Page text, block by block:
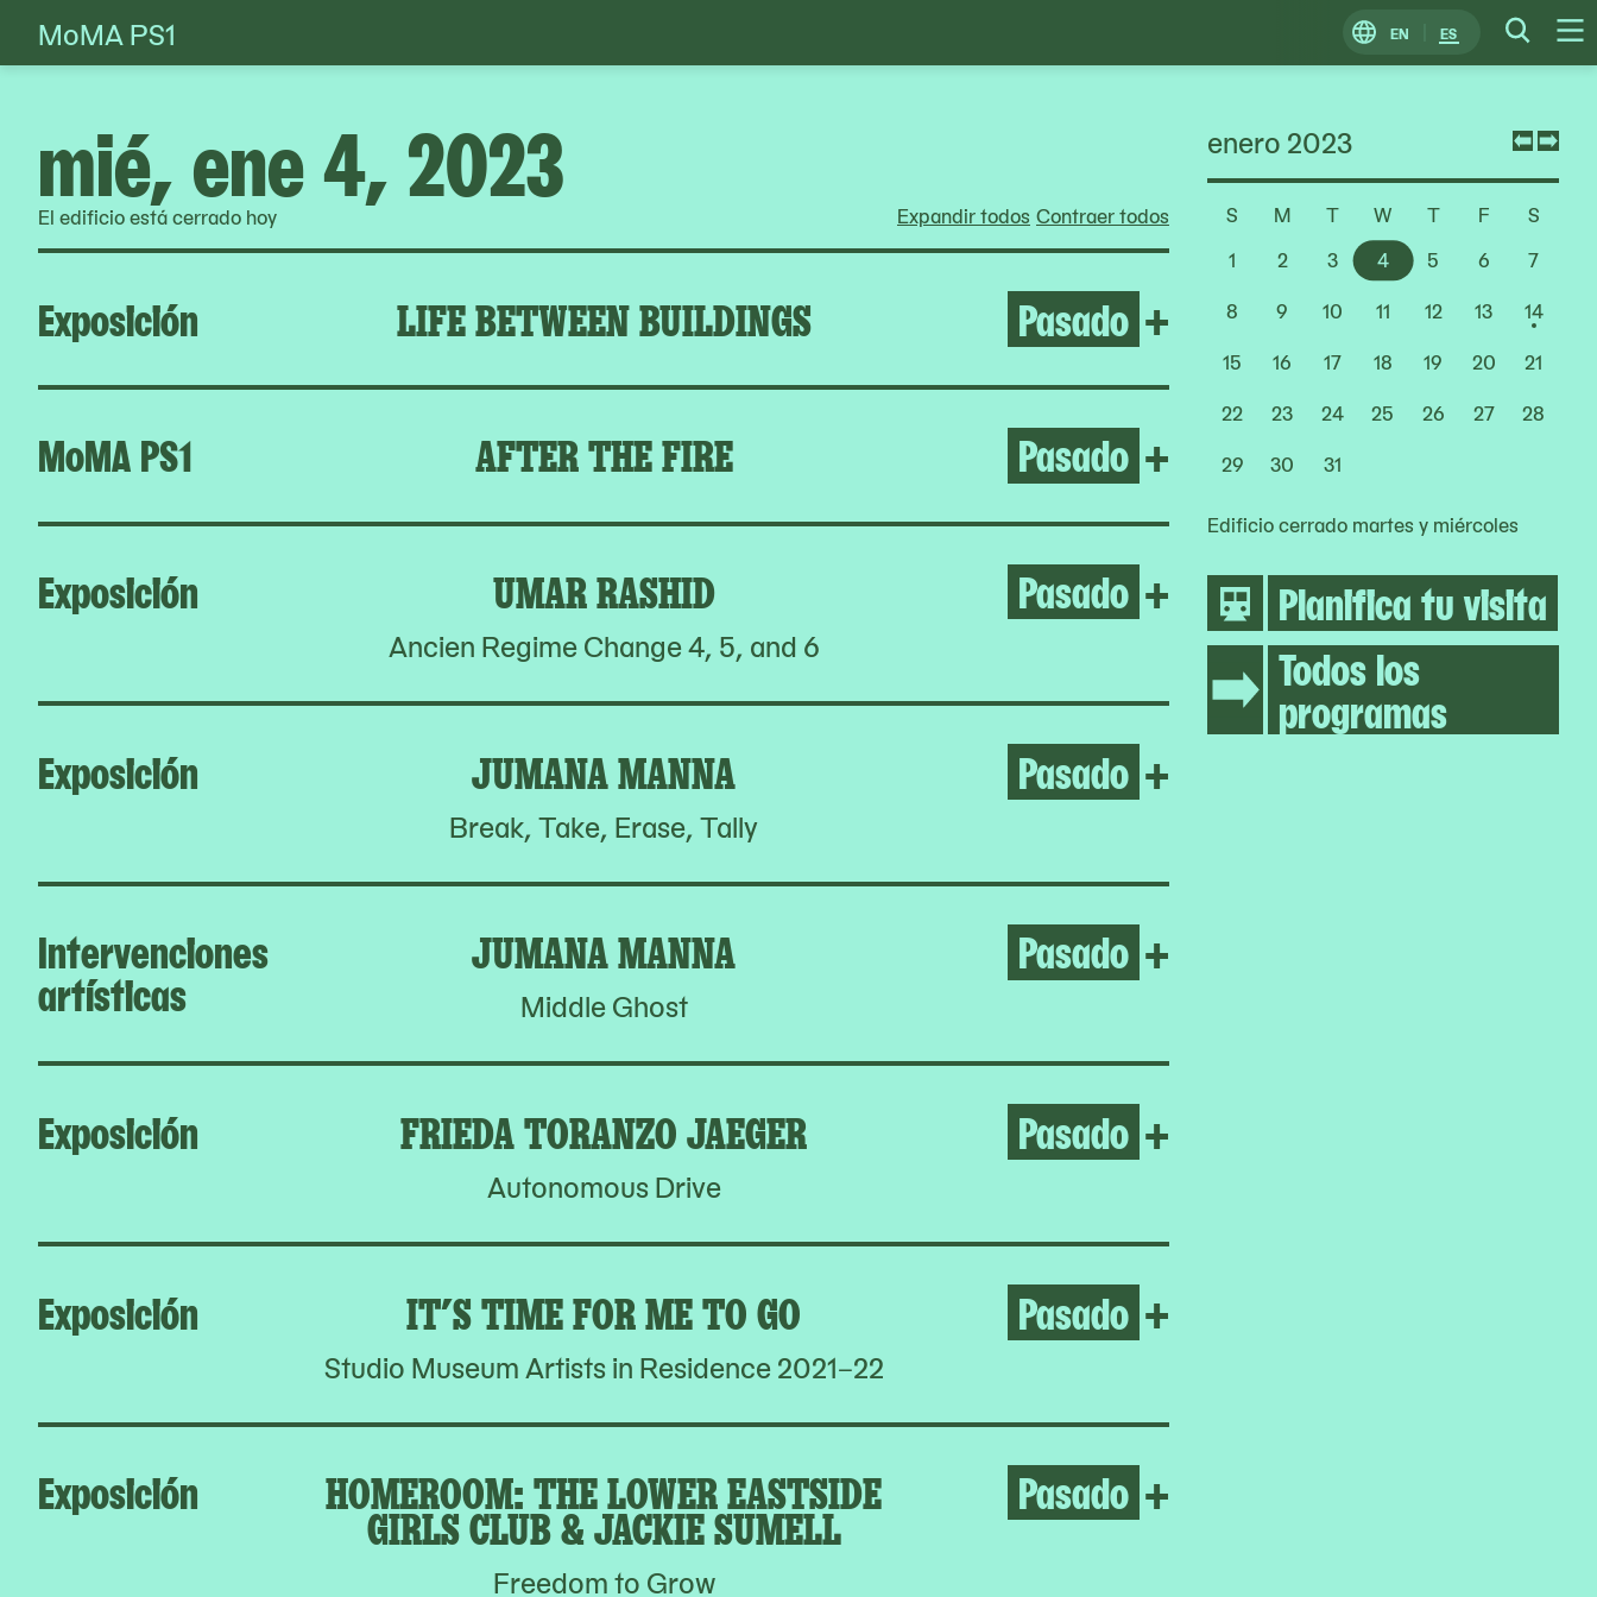
Skip
to
EN ES
Change
Locale
MoMA PS1
mié, ene 4, 2023
El edificio está cerrado hoy Expandir todos Contraer todos
Exposición LIFE BETWEEN BUILDINGS Pasado + Open Life Between
MoMA PS1 AFTER THE FIRE Pasado + Open After the Fire
Exposición UMAR RASHID
Ancien Regime Change 4, 5, and 6
Pasado + Open Umar Rashid
Exposición JUMANA MANNA
Break, Take, Erase, Tally
Pasado +
Intervenciones
artísticas
JUMANA MANNA
Middle Ghost
Pasado +
Exposición FRIEDA TORANZO JAEGER
Autonomous Drive
Pasado +
Exposición IT’S TIME FOR ME TO GO
Studio Museum Artists in Residence 2021–22
Pasado +
Exposición HOMEROOM: THE LOWER EASTSIDE
GIRLS CLUB & JACKIE SUMELL
Freedom to Grow
Pasado +
enero 2023
S M T W T F S
Choose
1 2 3 4 5 6
7
8
9 10 11 12 13
14
15
16 17 18 19 20
21
22
23 24 25 26 27
28
29
30 31
Edificio cerrado martes y miércoles
Planifica tu visita
Todos los
programas